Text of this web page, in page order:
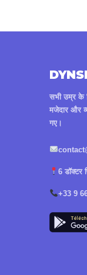
सभी उम्र के
मजेदार और
गए।
6 डॉक्टर
+33 9